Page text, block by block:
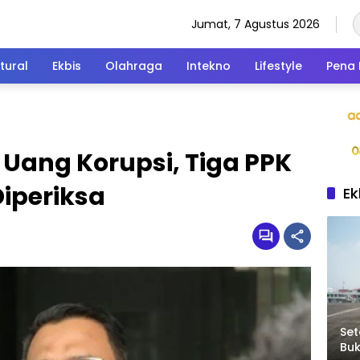
Jumat, 7 Agustus 2026
Ekbis Olahraga Intekno Lifestyle Pena
Korupsi, Tiga PPK